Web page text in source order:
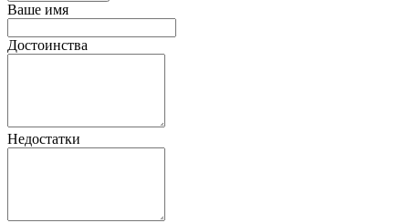
Ваше имя
Достоинства
Недостатки